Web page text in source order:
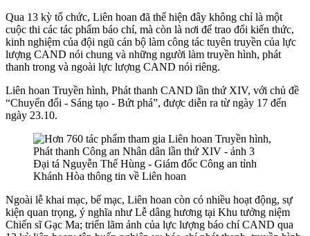
Qua 13 kỳ tổ chức, Liên hoan đã thể hiện đây không chỉ là một
cuộc thi các tác phẩm báo chí, mà còn là nơi để trao đổi kiến thức,
kinh nghiệm của đội ngũ cán bộ làm công tác tuyên truyền của lực
lượng CAND nói chung và những người làm truyền hình, phát
thanh trong và ngoài lực lượng CAND nói riêng.
Liên hoan Truyền hình, Phát thanh CAND lần thứ XIV, với chủ đề
“Chuyển đổi - Sáng tạo - Bứt phá”, được diễn ra từ ngày 17 đến
ngày 23.10.
Đại tá Nguyễn Thế Hùng - Giám đốc Công an tỉnh
Khánh Hòa thông tin về Liên hoan
Ngoài lễ khai mạc, bế mạc, Liên hoan còn có nhiều hoạt động, sự
kiện quan trọng, ý nghĩa như Lễ dâng hương tại Khu tưởng niệm
Chiến sĩ Gạc Ma; triển lãm ảnh của lực lượng báo chí CAND qua